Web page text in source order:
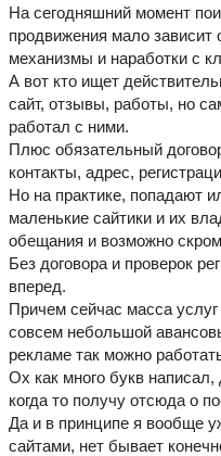
На сегодняшний момент
продвижения мало зависит
механизмы и наработки с
А вот кто ищет
сайт, отзывы, работы, но
работал с ними.
Плюс обязательный
контакты, адрес,
Но на практике, попадают
маленькие сайтики и их
обещания и возможно
Без договора и проверок
вперед.
Причем сейчас масса
совсем небольшой
рекламе так можно
Ох как много букв
когда то получу отсюда о
Да и в принципе я вообще
сайтами, нет бывает